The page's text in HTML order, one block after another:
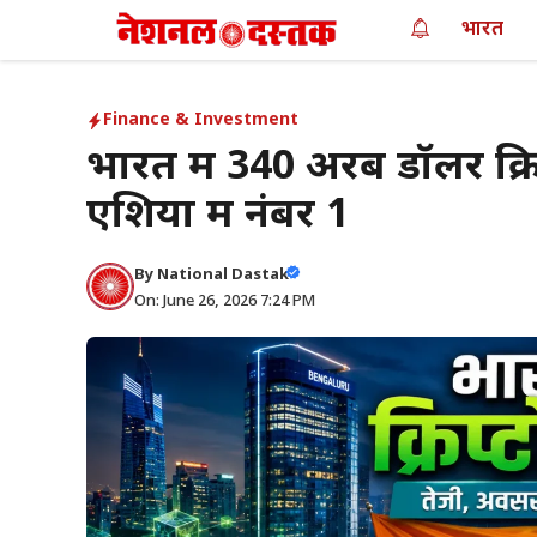
भारत
Finance & Investment
भारत में 340 अरब डॉलर
एशिया में नंबर 1
By National Dastak
On: June 26, 2026 7:24 PM